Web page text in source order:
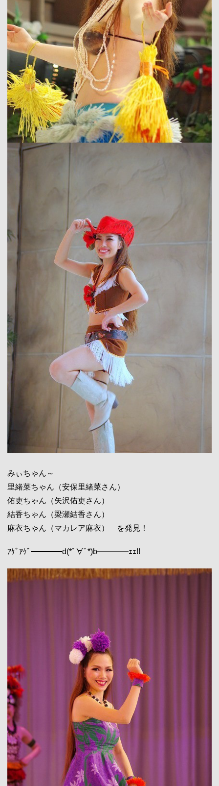
みぃちゃん～
里緒菜ちゃん（安保里緒菜さん）
佑吏ちゃん（矢沢佑吏さん）
結香ちゃん（梁瀬結香さん）
麻衣ちゃん（マカレア麻衣） を発見！
ｱｹﾞｱｹﾞ━━━━d(*ﾟ∀ﾟ*)b━━━━ｪｪ!!